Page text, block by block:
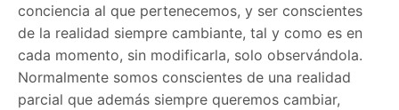
conciencia al que pertenecemos, y ser conscientes
de la realidad siempre cambiante, tal y como es en
cada momento, sin modificarla, solo observándola.
Normalmente somos conscientes de una realidad
parcial que además siempre queremos cambiar,